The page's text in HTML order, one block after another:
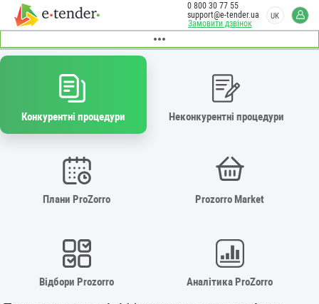
Замовити дзвінок
0 800 30 77 55
support@e-tender.ua
UK
Конкурентні процедури Неконкурентні процедури
Плани ProZorro Prozorro Market
Відбори Prozorro Аналітика ProZorro